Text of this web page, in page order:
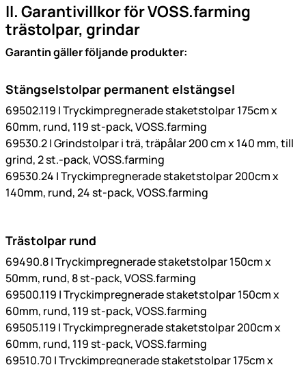
II. Garantivillkor för VOSS.farming
trästolpar, grindar
Garantin gäller följande produkter:
Stängselstolpar permanent elstängsel
69502.119 | Tryckimpregnerade staketstolpar 175cm x
60mm, rund, 119 st-pack, VOSS.farming
69530.2 | Grindstolpar i trä, träpålar 200 cm x 140 mm, till
grind, 2 st.-pack, VOSS.farming
69530.24 | Tryckimpregnerade staketstolpar 200cm x
140mm, rund, 24 st-pack, VOSS.farming
Trästolpar rund
69490.8 | Tryckimpregnerade staketstolpar 150cm x
50mm, rund, 8 st-pack, VOSS.farming
69500.119 | Tryckimpregnerade staketstolpar 150cm x
60mm, rund, 119 st-pack, VOSS.farming
69505.119 | Tryckimpregnerade staketstolpar 200cm x
60mm, rund, 119 st-pack, VOSS.farming
69510.70 | Tryckimpregnerade staketstolpar 175cm x